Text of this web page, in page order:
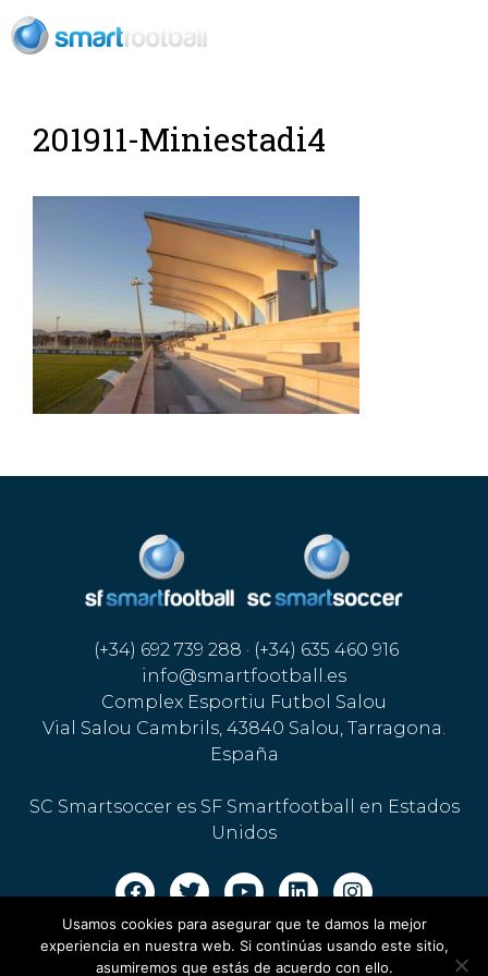
201911-Miniestadi4
(+34) 692 739 288 · (+34) 635 460 916
info@smartfootball.es
Complex Esportiu Futbol Salou
Vial Salou Cambrils, 43840 Salou, Tarragona.
España
SC Smartsoccer es SF Smartfootball en Estados
Unidos
Aviso legal · Política de cookies·Política de privacidad
Usamos cookies para asegurar que te damos la mejor
experiencia en nuestra web. Si continúas usando este sitio,
asumiremos que estás de acuerdo con ello.